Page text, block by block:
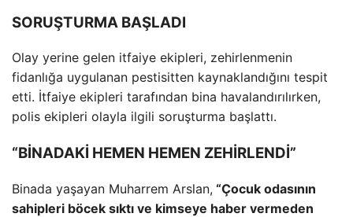
SORUŞTURMA BAŞLADI
Olay yerine gelen itfaiye ekipleri, zehirlenmenin
fidanlığa uygulanan pestisitten kaynaklandığını tespit
etti. İtfaiye ekipleri tarafından bina havalandırılırken,
polis ekipleri olayla ilgili soruşturma başlattı.
“BİNADAKİ HEMEN HEMEN ZEHİRLENDİ”
Binada yaşayan Muharrem Arslan, “Çocuk odasının
sahipleri böcek sıktı ve kimseye haber vermeden